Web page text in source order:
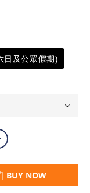
日及公眾假期)
BUY NOW